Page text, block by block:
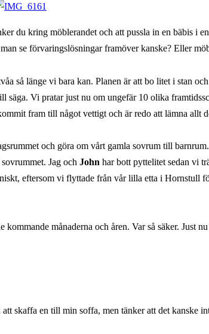
du kring möblerandet och att pussla in en bäbis i
se förvaringslösningar framöver kanske? Eller
så länge vi bara kan. Planen är att bo litet i stan och
Vi pratar just nu om ungefär 10 olika
fram till något vettigt och är redo att lämna allt
och göra om vårt gamla sovrum till
Jag och John har bott pyttelitet sedan vi
eftersom vi flyttade från vår lilla etta i Hornstull
månaderna och åren. Var så säker. Just
skaffa en till min soffa, men tänker att det kanske